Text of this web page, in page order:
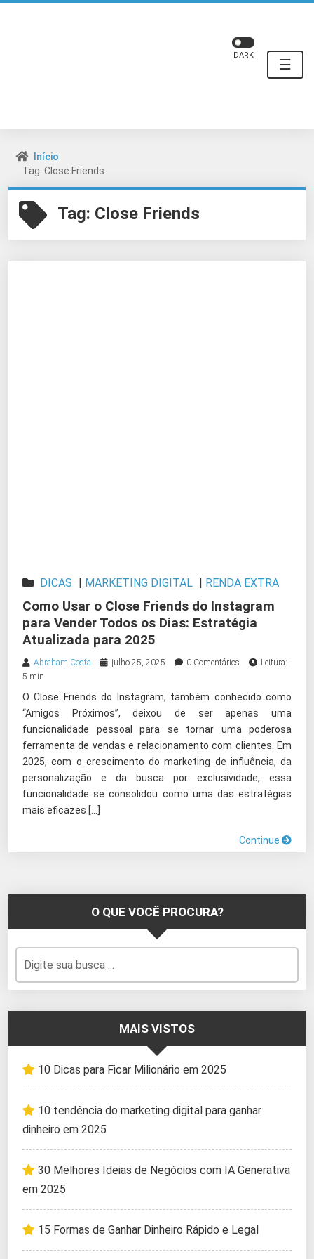
☰
DARK
Início
Tag: Close Friends
Tag: Close Friends
DICAS | MARKETING DIGITAL | RENDA EXTRA
Como Usar o Close Friends do Instagram
para Vender Todos os Dias: Estratégia
Atualizada para 2025
Abraham Costa julho 25, 2025 0 Comentários
Leitura:
5 min
O Close Friends do Instagram, também conhecido como
“Amigos Próximos”, deixou de ser apenas uma
funcionalidade pessoal para se tornar uma poderosa
ferramenta de vendas e relacionamento com clientes. Em
2025, com o crescimento do marketing de influência, da
personalização e da busca por exclusividade, essa
funcionalidade se consolidou como uma das estratégias
mais eficazes […]
Continue
O QUE VOCÊ PROCURA?
MAIS VISTOS
10 Dicas para Ficar Milionário em 2025
10 tendência do marketing digital para ganhar
dinheiro em 2025
30 Melhores Ideias de Negócios com IA Generativa
em 2025
15 Formas de Ganhar Dinheiro Rápido e Legal